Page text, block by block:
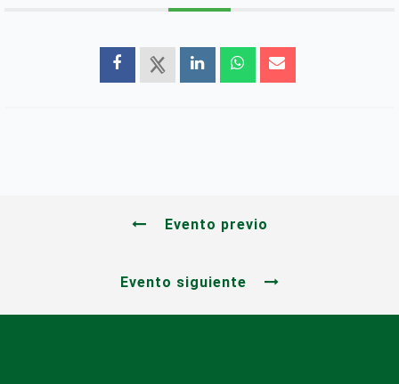
Evento previo
Evento siguiente